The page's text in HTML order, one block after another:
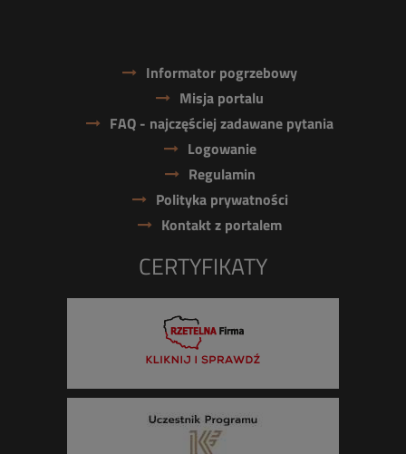
Informator pogrzebowy
Misja portalu
FAQ - najczęściej zadawane pytania
Logowanie
Regulamin
Polityka prywatności
Kontakt z portalem
CERTYFIKATY